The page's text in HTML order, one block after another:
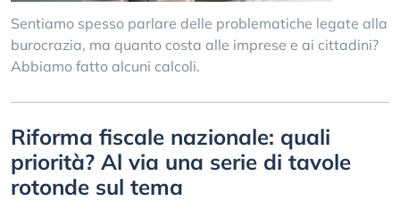
Sentiamo spesso parlare delle problematiche legate alla
burocrazia, ma quanto costa alle imprese e ai cittadini?
Abbiamo fatto alcuni calcoli.
Riforma fiscale nazionale: quali
priorità? Al via una serie di tavole
rotonde sul tema